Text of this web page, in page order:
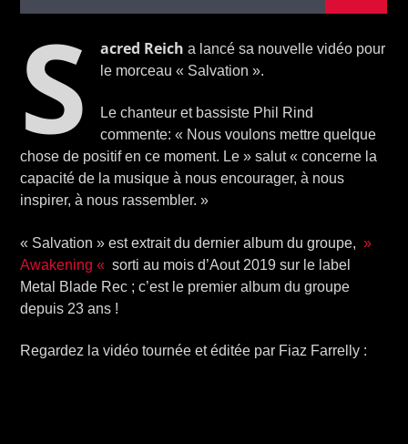
S acred Reich a lancé sa nouvelle vidéo pour
le morceau « Salvation ».
Le chanteur et bassiste Phil Rind
commente: « Nous voulons mettre quelque
chose de positif en ce moment. Le » salut « concerne la
capacité de la musique à nous encourager, à nous
inspirer, à nous rassembler. »
« Salvation » est extrait du dernier album du groupe, »
Awakening « sorti au mois d’Aout 2019 sur le label
Metal Blade Rec ; c’est le premier album du groupe
depuis 23 ans !
Regardez la vidéo tournée et éditée par Fiaz Farrelly :